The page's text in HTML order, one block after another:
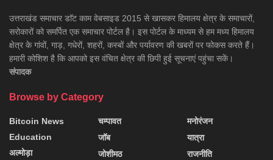
उत्तराखंड समाचार डाॅट काम वेबसाइड 2015 से खासकर हिमालय क्षेत्र के समाचारों,
सरोकारों को समर्पित एक समाचार पोर्टल है। इस पोर्टल के माध्यम से हम मध्य हिमालय
क्षेत्र के गांवों, गाड़, गधेरों, शहरों, कस्बों और पर्यावरण की खबरों पर फोकस करते हैं।
हमारी कोशिश है कि आपको इस वंचित क्षेत्र की छिपी हुई सूचनाएं पहुंचा सकें।
संपादक
Browse by Category
Bitcoin News
Education
अल्मोड़ा
चम्पावत
जॉब
जोशीमठ
मनोरंजन
यात्रा
राजनीति